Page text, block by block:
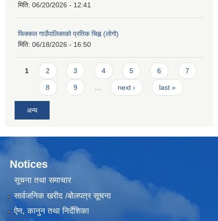
मिति: 06/20/2026 - 12:41
फिक्कल गाउँपालिकाको प्रतिक चिह्न (लोगो)
मिति: 06/18/2026 - 16:50
Pages
1 2 3 4 5 6 7
8 9 … next › last »
अन्य
Notices
सूचना तथा समाचार
सार्वजनिक खरीद /बोलपत्र सूचना
ऐन, कानुन तथा निर्देशिका